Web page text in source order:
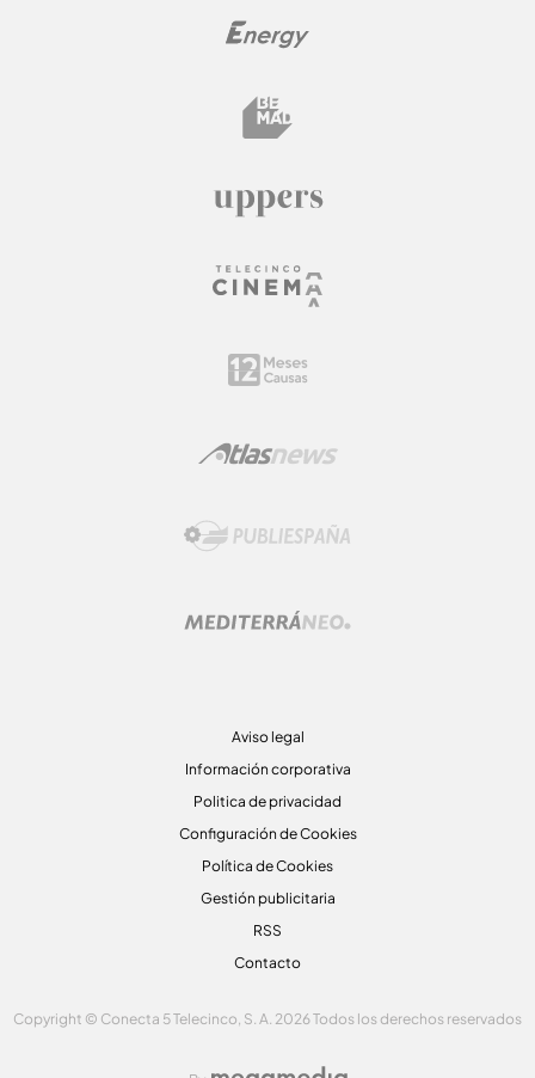
Aviso legal
Información corporativa
Politica de privacidad
Configuración de Cookies
Política de Cookies
Gestión publicitaria
RSS
Contacto
Copyright © Conecta 5 Telecinco, S. A. 2026 Todos los derechos reservados